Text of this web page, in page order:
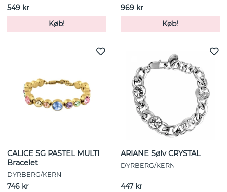
549 kr
Køb!
969 kr
Køb!
CALICE SG PASTEL MULTI
Bracelet
DYRBERG/KERN
746 kr
ARIANE Sølv CRYSTAL
DYRBERG/KERN
447 kr